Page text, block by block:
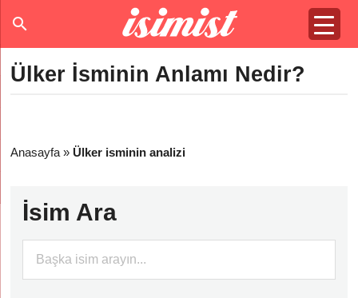
Ülker İsminin Anlamı Nedir?
Anasayfa » Ülker isminin analizi
İsim Ara